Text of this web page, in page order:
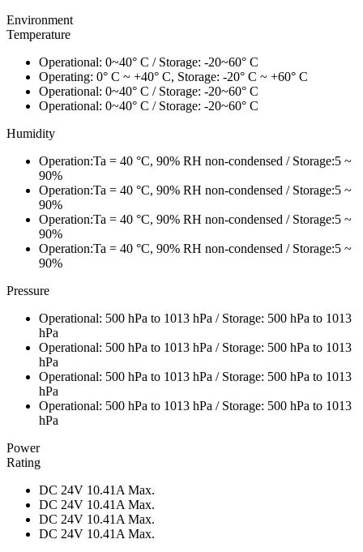
Environment
Temperature
Operational: 0~40° C / Storage: -20~60° C
Operating: 0° C ~ +40° C, Storage: -20° C ~ +60° C
Operational: 0~40° C / Storage: -20~60° C
Operational: 0~40° C / Storage: -20~60° C
Humidity
Operation:Ta = 40 °C, 90% RH non-condensed / Storage:5 ~
90%
Operation:Ta = 40 °C, 90% RH non-condensed / Storage:5 ~
90%
Operation:Ta = 40 °C, 90% RH non-condensed / Storage:5 ~
90%
Operation:Ta = 40 °C, 90% RH non-condensed / Storage:5 ~
90%
Pressure
Operational: 500 hPa to 1013 hPa / Storage: 500 hPa to 1013
hPa
Operational: 500 hPa to 1013 hPa / Storage: 500 hPa to 1013
hPa
Operational: 500 hPa to 1013 hPa / Storage: 500 hPa to 1013
hPa
Operational: 500 hPa to 1013 hPa / Storage: 500 hPa to 1013
hPa
Power
Rating
DC 24V 10.41A Max.
DC 24V 10.41A Max.
DC 24V 10.41A Max.
DC 24V 10.41A Max.